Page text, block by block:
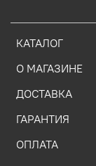
КАТАЛОГ
О МАГАЗИНЕ
ДОСТАВКА
ГАРАНТИЯ
ОПЛАТА